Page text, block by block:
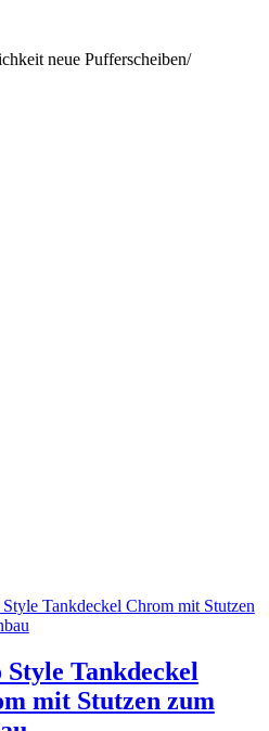
neue Pufferscheiben/
Style Tankdeckel
mit Stutzen zum